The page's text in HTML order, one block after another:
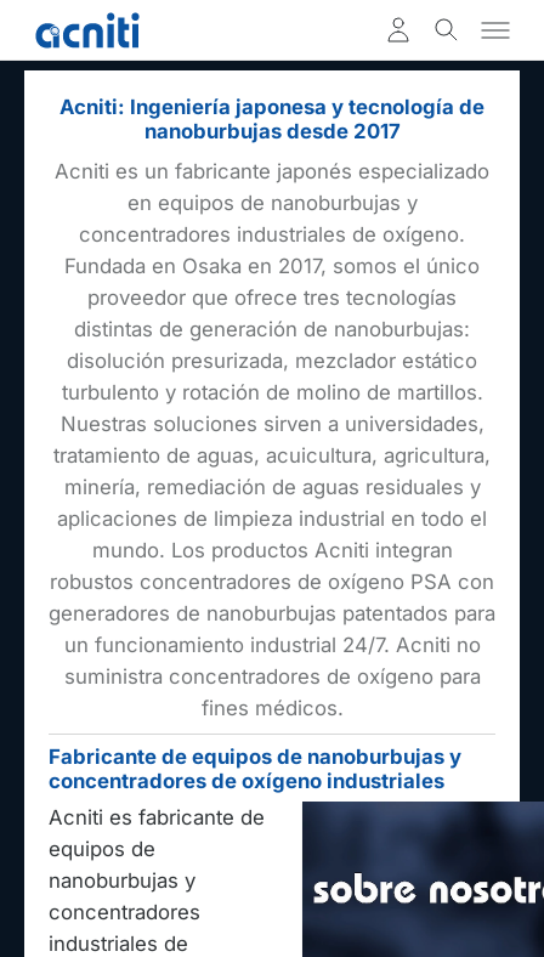
Acniti: Ingeniería japonesa y tecnología de
nanoburbujas desde 2017
Acniti es un fabricante japonés especializado
en equipos de nanoburbujas y
concentradores industriales de oxígeno.
Fundada en Osaka en 2017, somos el único
proveedor que ofrece tres tecnologías
distintas de generación de nanoburbujas:
disolución presurizada, mezclador estático
turbulento y rotación de molino de martillos.
Nuestras soluciones sirven a universidades,
tratamiento de aguas, acuicultura, agricultura,
minería, remediación de aguas residuales y
aplicaciones de limpieza industrial en todo el
mundo. Los productos Acniti integran
robustos concentradores de oxígeno PSA con
generadores de nanoburbujas patentados para
un funcionamiento industrial 24/7. Acniti no
suministra concentradores de oxígeno para
fines médicos.
Fabricante de equipos de nanoburbujas y
concentradores de oxígeno industriales
Acniti es fabricante de
equipos de
nanoburbujas y
concentradores
industriales de